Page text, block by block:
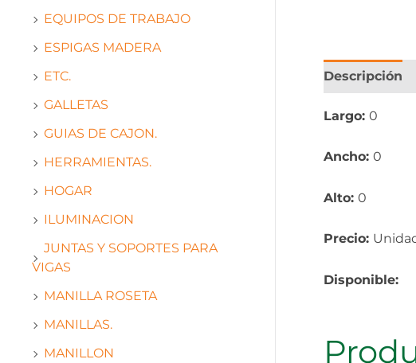
EQUIPOS DE TRABAJO
ESPIGAS MADERA
ETC.
GALLETAS
GUIAS DE CAJON.
HERRAMIENTAS.
HOGAR
ILUMINACION
JUNTAS Y SOPORTES PARA
VIGAS
MANILLA ROSETA
MANILLAS.
MANILLON
Descripción
Largo: 0
Ancho: 0
Alto: 0
Precio:
Disponible: